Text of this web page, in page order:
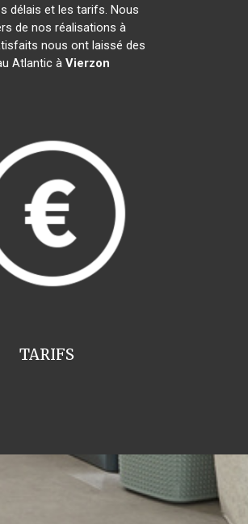
délais et les tarifs. Nous
de nos réalisations à
nous ont laissé des
Atlantic à Vierzon
TARIFS